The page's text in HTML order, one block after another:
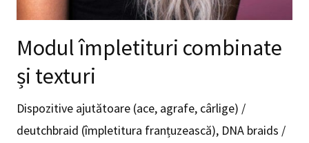
Modul împletituri combinate
și texturi
Dispozitive ajutătoare (ace, agrafe, cârlige) /
deutchbraid (împletitura franțuzească), DNA braids /